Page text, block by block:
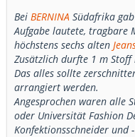
Bei BERNINA Südafrika
Aufgabe lautete, tragbare
höchstens sechs alten
Zusätzlich durfte 1 m Stoff
Das alles sollte
arrangiert werden.
Angesprochen waren alle
oder Universität Fashion
Konfektionsschneider und